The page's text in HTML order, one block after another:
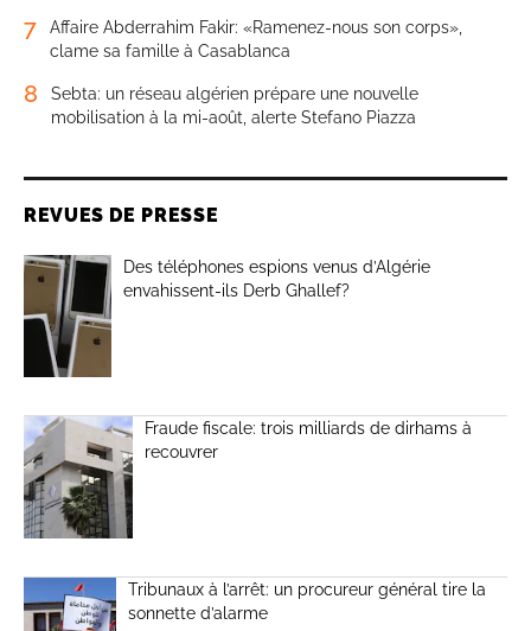
7
Affaire Abderrahim Fakir: «Ramenez-nous son corps»,
clame sa famille à Casablanca
8
Sebta: un réseau algérien prépare une nouvelle
mobilisation à la mi-août, alerte Stefano Piazza
REVUES DE PRESSE
Des téléphones espions venus d’Algérie
envahissent-ils Derb Ghallef?
Fraude fiscale: trois milliards de dirhams à
recouvrer
Tribunaux à l’arrêt: un procureur général tire la
sonnette d’alarme